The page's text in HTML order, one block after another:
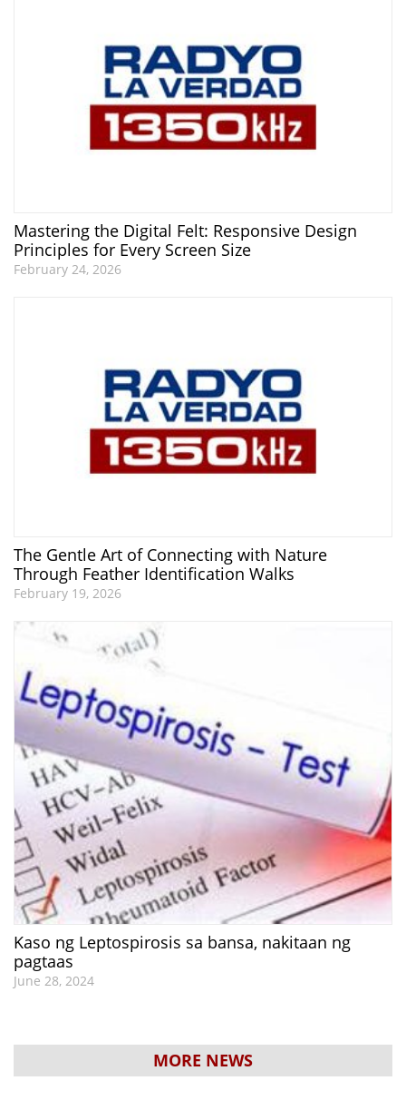
Mastering the Digital Felt: Responsive Design
Principles for Every Screen Size
February 24, 2026
The Gentle Art of Connecting with Nature
Through Feather Identification Walks
February 19, 2026
Kaso ng Leptospirosis sa bansa, nakitaan ng
pagtaas
June 28, 2024
MORE NEWS